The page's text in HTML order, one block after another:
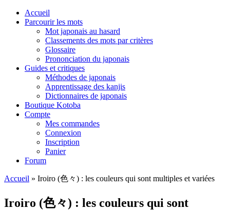
Accueil
Parcourir les mots
Mot japonais au hasard
Classements des mots par critères
Glossaire
Prononciation du japonais
Guides et critiques
Méthodes de japonais
Apprentissage des kanjis
Dictionnaires de japonais
Boutique Kotoba
Compte
Mes commandes
Connexion
Inscription
Panier
Forum
Accueil » Iroiro (色々) : les couleurs qui sont multiples et variées
Iroiro (色々) : les couleurs qui sont